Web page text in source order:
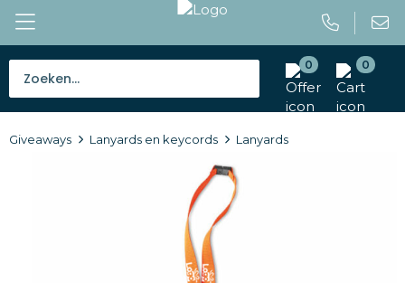
0 0
Tassen
Giveaways Lanyards en keycords Lanyards